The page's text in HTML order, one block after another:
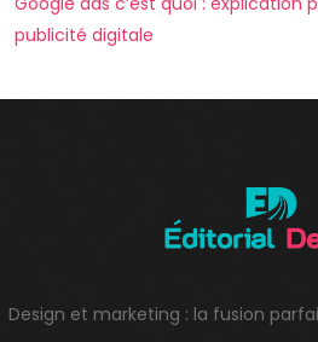
publicité digitale
Design et marketing : la fusion